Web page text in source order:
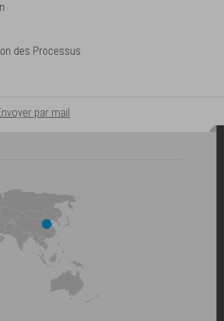
des Processus
par mail